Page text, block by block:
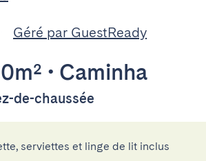
Géré par GuestReady
• Caminha
de-chaussée
serviettes et linge de lit inclus